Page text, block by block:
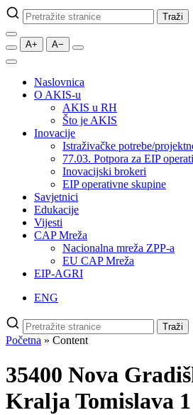
Pretraži
stranice
Traži
A+ A−
Naslovnica
O AKIS-u
AKIS u RH
Što je AKIS
Inovacije
Istraživačke potrebe/
77.03. Potpora za EIP
Inovacijski brokeri
EIP operativne skupine
Savjetnici
Edukacije
Vijesti
CAP Mreža
Nacionalna mreža ZPP-a
EU CAP Mreža
EIP-AGRI
ENG
Pretraži
stranice
Traži
Početna » Content
35400 Nova
Kralja Tomislava 1